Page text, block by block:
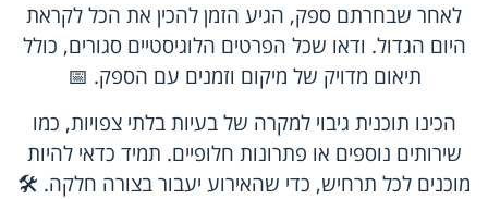
לאחר שבחרתם ספק, הגיע הזמן להכין את הכל לקראת
היום הגדול. ודאו שכל הפרטים הלוגיסטיים סגורים, כולל
תיאום מדויק של מיקום וזמנים עם הספק. 📅
הכינו תוכנית גיבוי למקרה של בעיות בלתי צפויות, כמו
שירותים נוספים או פתרונות חלופיים. תמיד כדאי להיות
מוכנים לכל תרחיש, כדי שהאירוע יעבור בצורה חלקה. 🛠️